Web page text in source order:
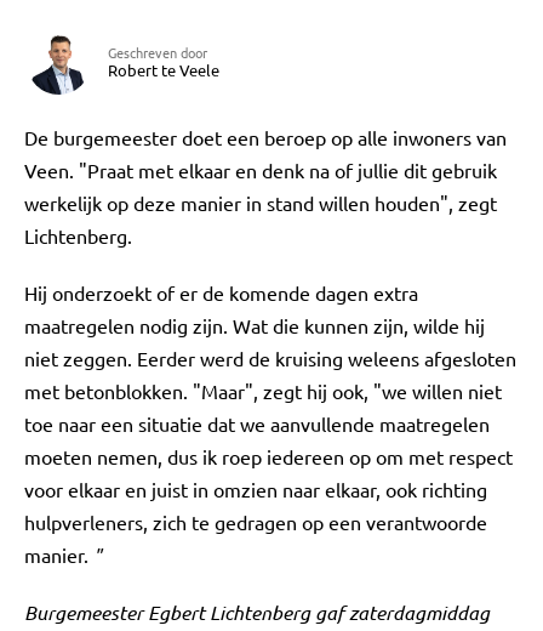
Geschreven door
Robert te Veele
De burgemeester doet een beroep op alle inwoners van
Veen. "Praat met elkaar en denk na of jullie dit gebruik
werkelijk op deze manier in stand willen houden", zegt
Lichtenberg.
Hij onderzoekt of er de komende dagen extra
maatregelen nodig zijn. Wat die kunnen zijn, wilde hij
niet zeggen. Eerder werd de kruising weleens afgesloten
met betonblokken. "Maar", zegt hij ook, "we willen niet
toe naar een situatie dat we aanvullende maatregelen
moeten nemen, dus ik roep iedereen op om met respect
voor elkaar en juist in omzien naar elkaar, ook richting
hulpverleners, zich te gedragen op een verantwoorde
manier. "
Burgemeester Egbert Lichtenberg gaf zaterdagmiddag